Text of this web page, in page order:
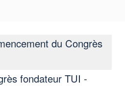
du Congrès
fondateur TUI -